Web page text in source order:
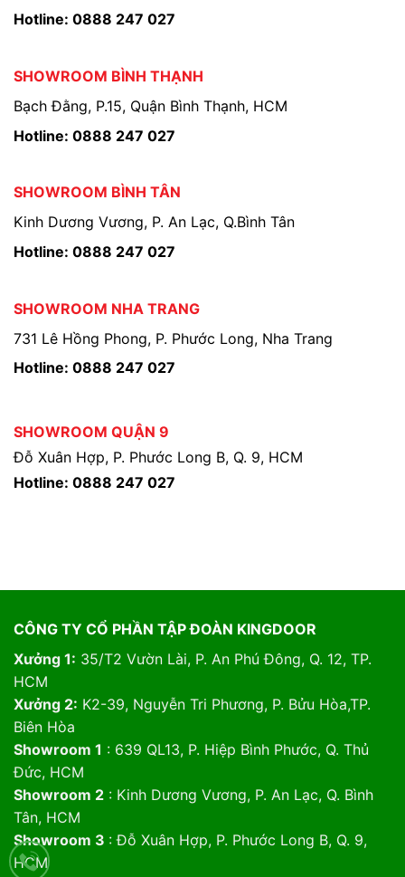
Hotline: 0888 247 027
SHOWROOM BÌNH THẠNH
Bạch Đằng, P.15, Quận Bình Thạnh, HCM
Hotline: 0888 247 027
SHOWROOM BÌNH TÂN
Kinh Dương Vương, P. An Lạc, Q.Bình Tân
Hotline: 0888 247 027
SHOWROOM NHA TRANG
731 Lê Hồng Phong, P. Phước Long, Nha Trang
Hotline: 0888 247 027
SHOWROOM QUẬN 9
Đỗ Xuân Hợp, P. Phước Long B, Q. 9, HCM
Hotline: 0888 247 027
CÔNG TY CỔ PHẦN TẬP ĐOÀN KINGDOOR
Xưởng 1: 35/T2 Vườn Lài, P. An Phú Đông, Q. 12, TP.
HCM
Xưởng 2: K2-39, Nguyễn Tri Phương, P. Bửu Hòa,TP.
Biên Hòa
Showroom 1 : 639 QL13, P. Hiệp Bình Phước, Q. Thủ
Đức, HCM
Showroom 2: Kinh Dương Vương, P. An Lạc, Q. Bình
Tân, HCM
Showroom 3 : Đỗ Xuân Hợp, P. Phước Long B, Q. 9,
HCM